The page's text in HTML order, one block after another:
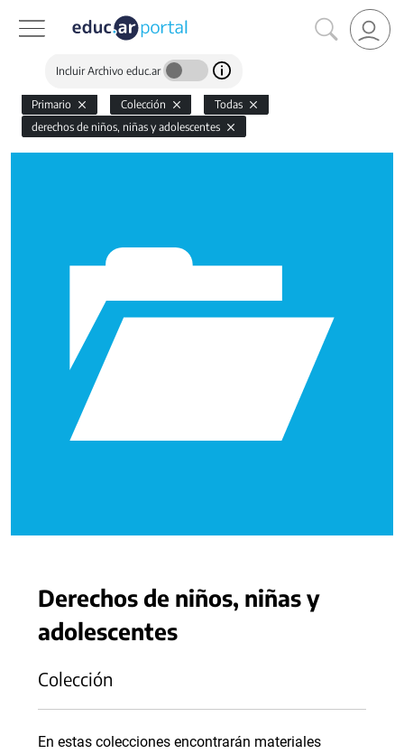
Incluir Archivo educ.ar
Primario Colección
Todas
derechos de niños, niñas y adolescentes
Derechos de niños, niñas y
adolescentes
Colección
En estas colecciones encontrarán materiales